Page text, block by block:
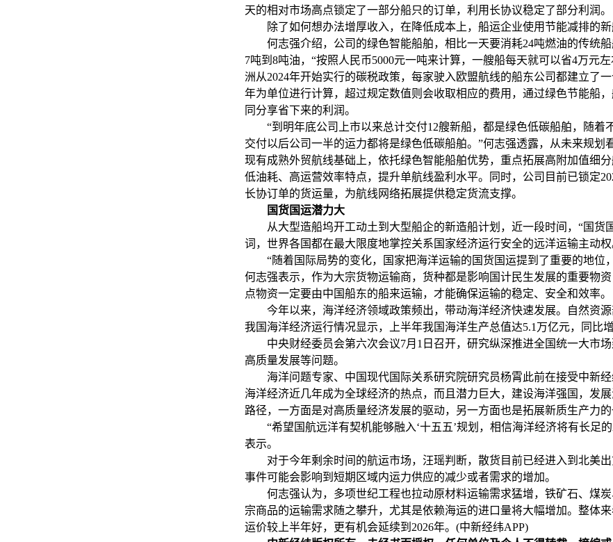
天的相对市场高点锁定了一部分船只的订单，利用长协议稳定了部分利润。
除了如何想办法增厚收入，在降低成本上，船运企业使用节能减排的新
何志强介绍，公司的绿色智能船舶，相比一天要消耗24吨燃油的传统船
7吨到8吨油，“按照人民币5000元一吨来计算，一艘船每天就可以省4万元
洲从2024年开始实行的碳税政策，每家驶入欧盟航线的船东公司都建立了一
年为单位进行计算，超过规定数值则会收取相应的费用，通过绿色节能船
同分享省下来的利润。
“到明年底公司上市以来总计交付12艘新船，都是绿色低碳船舶，随着不
交付以后公司一半的运力都将是绿色低碳船舶。”何志强透露，从未来规划
现有成熟外贸航线基础上，依托绿色智能船舶优势，重点拓展高附加值细
低油耗、高运营效率特点，提升单航线盈利水平。同时，公司目前已锁定
长协订单的货运量，为航线网络拓展提供稳定货流支撑。
国货国运潜力大
从大型造船坞开工动土到大型船企的新造船计划，近一段时间，“国货
词，世界各国都在最大限度地掌控关系国家经济运行安全的远洋运输主动权
“随着国际局势的变化，国家把海洋运输的国货国运提到了重要的地位
何志强表示，作为大宗货物运输商，货种都是影响国计民生发展的重要物
点物资一定要由中国船东的船来运输，才能确保运输的稳定、安全和效率。
今年以来，海洋经济领域政策频出，带动海洋经济快速发展。自然资源
我国海洋经济运行情况显示，上半年我国海洋生产总值达5.1万亿元，同比增
中央财经委员会第六次会议7月1日召开，研究纵深推进全国统一大市场
高质量发展等问题。
海洋问题专家、中国现代国际关系研究院研究员杨霄此前在接受中新经
海洋经济近几年成为全球经济的热点，而且潜力巨大，建设海洋强国，发
路径，一方面是对高质量经济发展的驱动，另一方面也是拓展新质生产力的
“希望国航远洋有契机能够融入‘十五五’规划，相信海洋经济将有长足的
表示。
对于今年剩余时间的航运市场，汪瑶判断，散货目前已经进入到北美出
事件可能会影响到短期区域内运力供应的减少或者需求的增加。
何志强认为，多项世纪工程也拉动原材料运输需求猛增，铁矿石、煤炭
宗商品的运输需求随之攀升，尤其是依赖海运的进口量将大幅增加。整体
运价较上半年好，更有机会延续到2026年。(中新经纬APP)